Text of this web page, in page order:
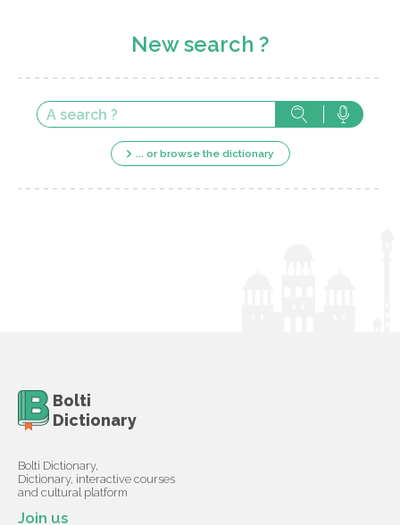
New search ?
... or browse the dictionary
Bolti
Dictionary
Bolti Dictionary,
Dictionary, interactive courses
and cultural platform
Join us